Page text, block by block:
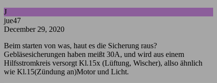
J
jue47
December 29, 2020
Beim starten von was, haut es die Sicherung raus?
Gebläsesicherungen haben meißt 30A, und wird aus einem
Hilfsstromkreis versorgt Kl.15x (Lüftung, Wischer), allso ähnlich
wie Kl.15(Zündung an)Motor und Licht.